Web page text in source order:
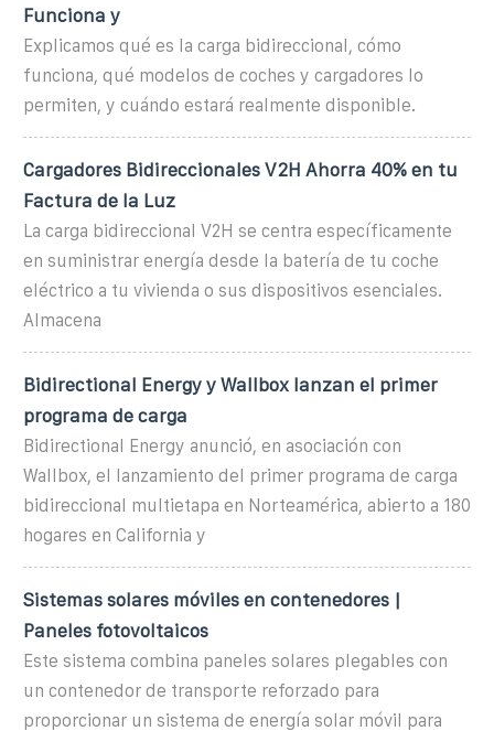
Funciona y
Explicamos qué es la carga bidireccional, cómo
funciona, qué modelos de coches y cargadores lo
permiten, y cuándo estará realmente disponible.
Cargadores Bidireccionales V2H Ahorra 40% en tu
Factura de la Luz
La carga bidireccional V2H se centra específicamente
en suministrar energía desde la batería de tu coche
eléctrico a tu vivienda o sus dispositivos esenciales.
Almacena
Bidirectional Energy y Wallbox lanzan el primer
programa de carga
Bidirectional Energy anunció, en asociación con
Wallbox, el lanzamiento del primer programa de carga
bidireccional multietapa en Norteamérica, abierto a 180
hogares en California y
Sistemas solares móviles en contenedores |
Paneles fotovoltaicos
Este sistema combina paneles solares plegables con
un contenedor de transporte reforzado para
proporcionar un sistema de energía solar móvil para